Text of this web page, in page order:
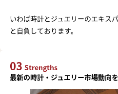
いわば時計とジュエリーのエキス
と自負しております。
03 Strengths
最新の時計・ジュエリー市場動向